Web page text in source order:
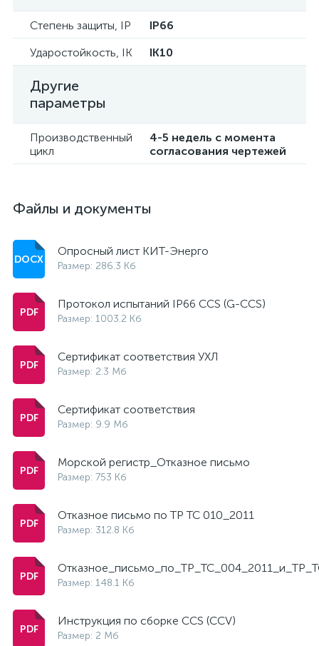
Степень защиты, IP
IP66
Ударостойкость, IK
IK10
Другие
параметры
Производственный
цикл
4-5 недель с момента
согласования чертежей
Файлы и документы
Опросный лист КИТ-Энерго
Размер: 286.3 Кб
Протокол испытаний IP66 CCS (G-CCS)
Размер: 1003.2 Кб
Сертификат соответствия УХЛ
Размер: 2.3 Мб
Сертификат соответствия
Размер: 9.9 Мб
Морской регистр_Отказное письмо
Размер: 753 Кб
Отказное письмо по ТР ТС 010_2011
Размер: 312.8 Кб
Размер: 148.1 Кб
Инструкция по сборке CCS (CCV)
Размер: 2 Мб